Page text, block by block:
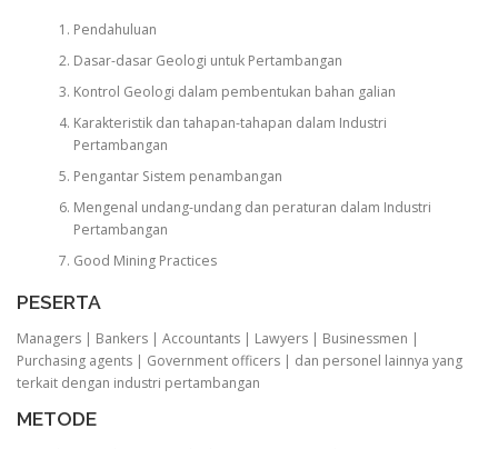
Pendahuluan
Dasar-dasar Geologi untuk Pertambangan
Kontrol Geologi dalam pembentukan bahan galian
Karakteristik dan tahapan-tahapan dalam Industri
Pertambangan
Pengantar Sistem penambangan
Mengenal undang-undang dan peraturan dalam Industri
Pertambangan
Good Mining Practices
PESERTA
Managers | Bankers | Accountants | Lawyers | Businessmen |
Purchasing agents | Government officers | dan personel lainnya yang
terkait dengan industri pertambangan
METODE